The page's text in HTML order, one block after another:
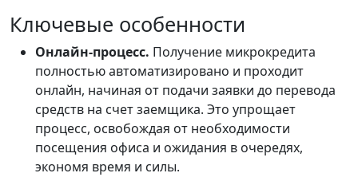
Ключевые особенности
Онлайн-процесс. Получение микрокредита
полностью автоматизировано и проходит
онлайн, начиная от подачи заявки до перевода
средств на счет заемщика. Это упрощает
процесс, освобождая от необходимости
посещения офиса и ожидания в очередях,
экономя время и силы.